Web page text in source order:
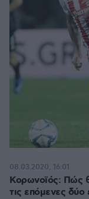
Κορωνοϊός: Πώς
τις επόμενες
08.03.2020, 16:01